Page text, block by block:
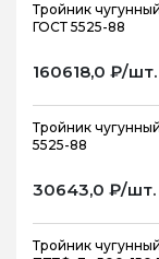
Тройник
ГОСТ 5525-88
160618,0 ₽/шт.
Тройник
5525-88
30643,0 ₽/шт.
Тройник